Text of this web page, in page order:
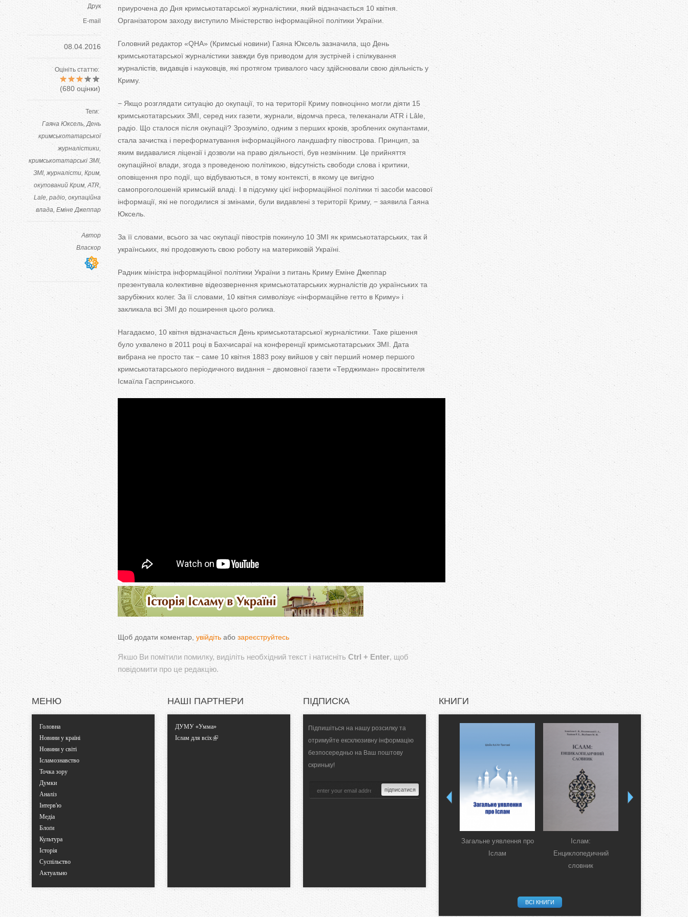
Друк
E-mail
08.04.2016
Оцініть статтю:
(680 оцінки)
Теги:
Гаяна Юксель День
кримськотатарської
журналістики
кримськотатарські ЗМІ
ЗМІ журналісти Крим
окупований Крим ATR
Lale радіо окупаційна
влада Еміне Джеппар
Автор
Власкор
приурочена до Дня кримськотатарської журналістики, який відзначається 10 квітня.
Організатором заходу виступило Міністерство інформаційної політики України.
Головний редактор «QHA» (Кримські новини) Гаяна Юксель зазначила, що День
кримськотатарської журналістики завжди був приводом для зустрічей і спілкування
журналістів, видавців і науковців, які протягом тривалого часу здійснювали свою діяльність у
Криму.
− Якщо розглядати ситуацію до окупації, то на території Криму повноцінно могли діяти 15
кримськотатарських ЗМІ, серед них газети, журнали, відомча преса, телеканали ATR і Lâle,
радіо. Що сталося після окупації? Зрозуміло, одним з перших кроків, зроблених окупантами,
стала зачистка і переформатування інформаційного ландшафту півострова. Принцип, за
яким видавалися ліцензії і дозволи на право діяльності, був незмінним. Це прийняття
окупаційної влади, згода з проведеною політикою, відсутність свободи слова і критики,
оповіщення про події, що відбуваються, в тому контексті, в якому це вигідно
самопроголошеній кримській владі. І в підсумку цієї інформаційної політики ті засоби масової
інформації, які не погодилися зі змінами, були видавлені з території Криму, − заявила Гаяна
Юксель.
За її словами, всього за час окупації півострів покинуло 10 ЗМІ як кримськотатарських, так й
українських, які продовжують свою роботу на материковій Україні.
Радник міністра інформаційної політики України з питань Криму Еміне Джеппар
презентувала колективне відеозвернення кримськотатарських журналістів до українських та
зарубіжних колег. За її словами, 10 квітня символізує «інформаційне гетто в Криму» і
закликала всі ЗМІ до поширення цього ролика.
Нагадаємо, 10 квітня відзначається День кримськотатарської журналістики. Таке рішення
було ухвалено в 2011 році в Бахчисараї на конференції кримськотатарських ЗМІ. Дата
вибрана не просто так − саме 10 квітня 1883 року вийшов у світ перший номер першого
кримськотатарського періодичного видання − двомовної газети «Терджиман» просвітителя
Ісмаїла Гаспринського.
Щоб додати коментар, увійдіть або зареєструйтесь
Якшо Ви помітили помилку, виділіть необхідний текст і натисніть Ctrl + Enter, щоб
повідомити про це редакцію.
T
b
s
МЕНЮ
Головна
Новини у країні
Новини у світі
Ісламознавство
Точка зору
Думки
Аналіз
Інтерв'ю
Медіа
Блоґи
Культура
Історія
Суспільство
Актуально
НАШІ ПАРТНЕРИ
ДУМУ «Умма»
Іслам для всіх
ПІДПИСКА
Підпишіться на нашу розсилку та
отримуйте ексклюзивну інформацію
безпосередньо на Ваш поштову
скриньку!
КНИГИ
Загальне уявлення про
Іслам
Іслам:
Енциклопедичний
словник
Коран.
смислів
ВСІ КНИГИ